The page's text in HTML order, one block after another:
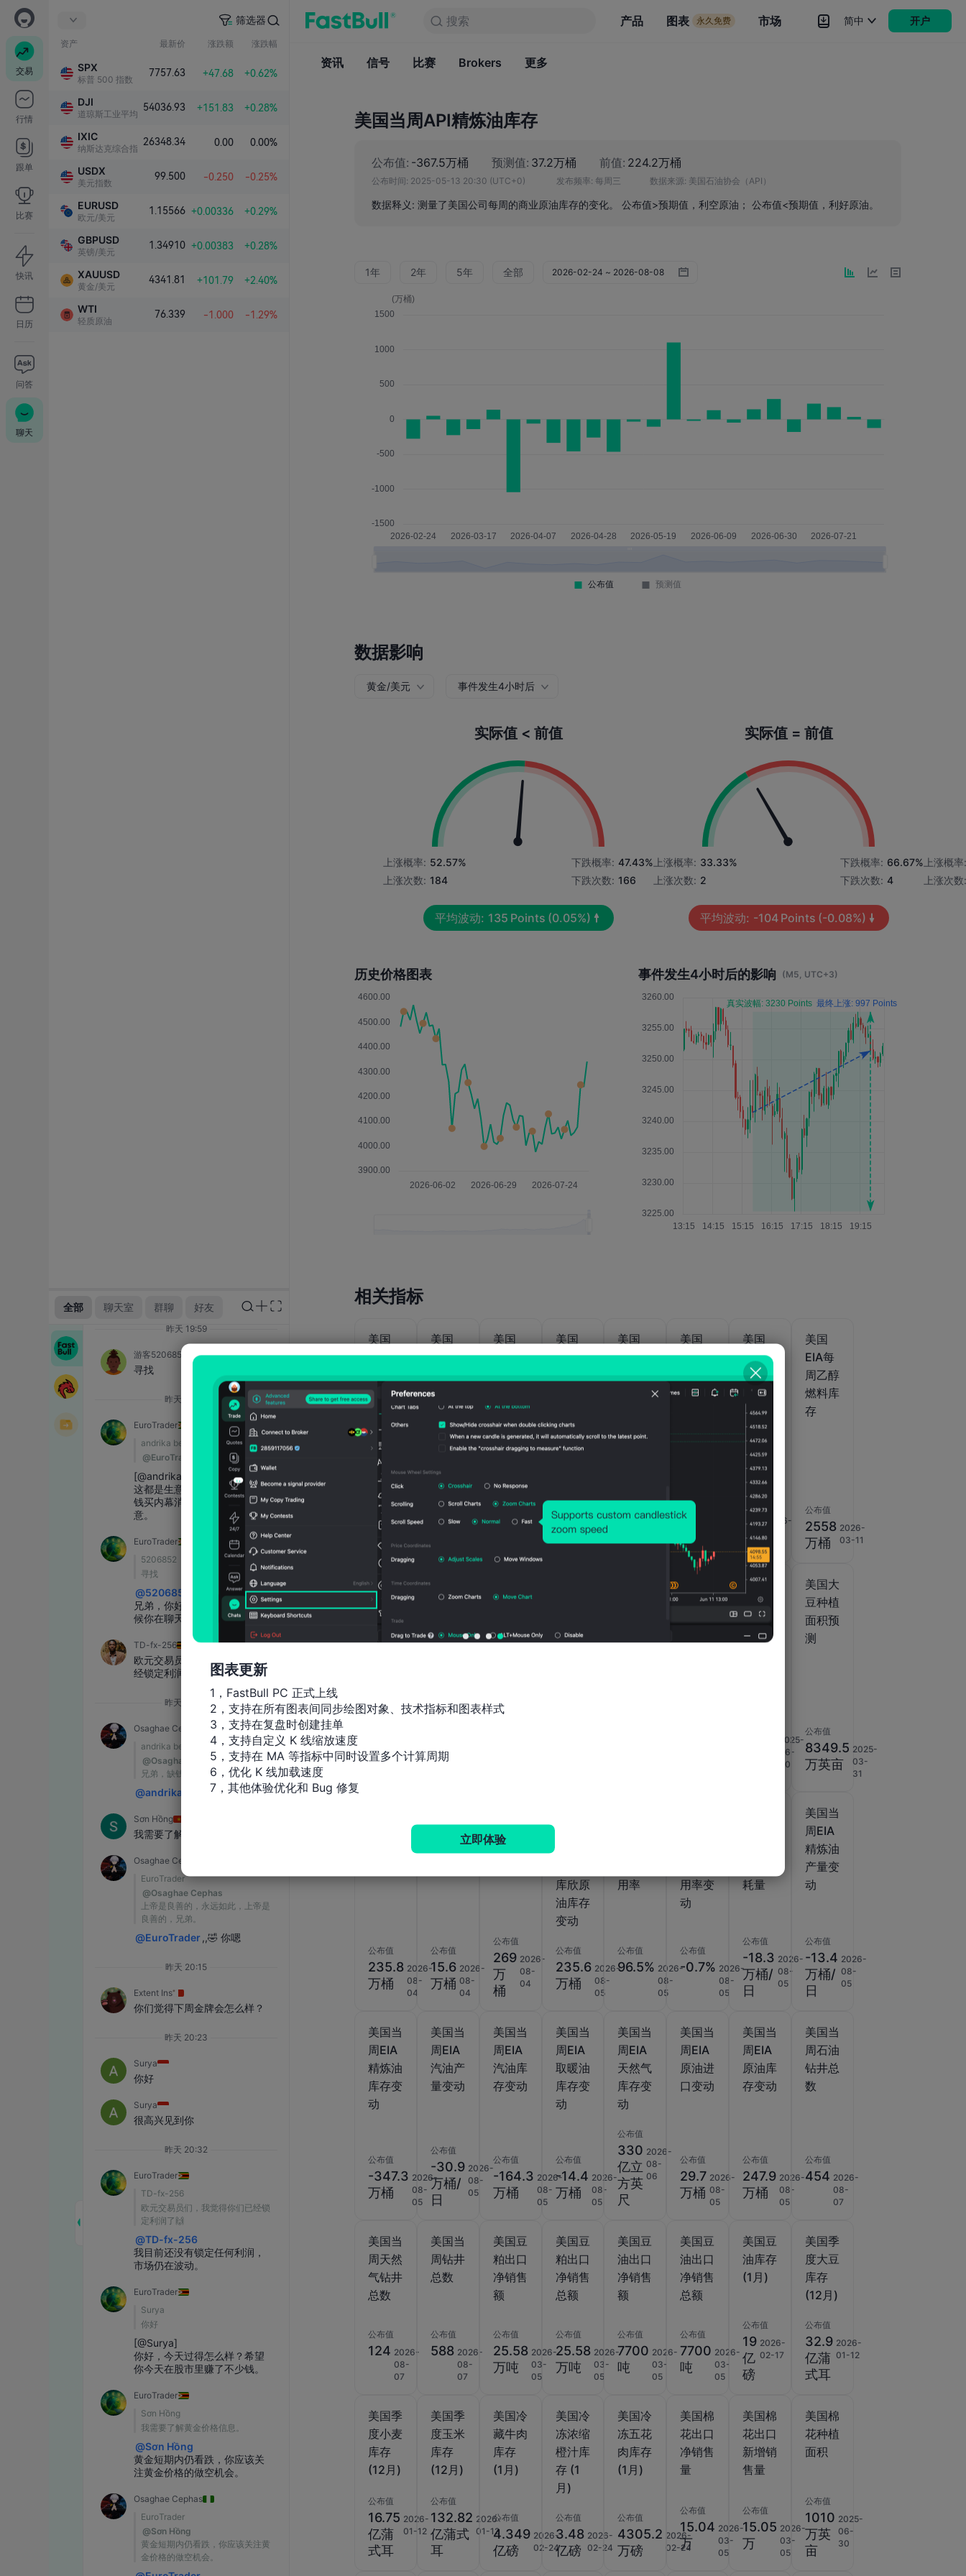
交易
行情
跟单
比赛
快讯
日历
问答
聊天
筛选器
资产 最新价 涨跌额 涨跌幅
SPX
标普 500 指数
7757.63 +47.68 +0.62%
DJI
道琼斯工业平均指数
54036.93 +151.83 +0.28%
IXIC
纳斯达克综合指数
26348.34 0.00 0.00%
USDX
美元指数
99.500 -0.250 -0.25%
EURUSD
欧元/美元
1.15566 +0.00336 +0.29%
GBPUSD
英镑/美元
1.34910 +0.00383 +0.28%
XAUUSD
黄金/美元
4341.81 +101.79 +2.40%
WTI
轻质原油
76.339 -1.000 -1.29%
搜索 产品 图表 永久免费 市场
资讯 信号
简中 开户
搜索
资讯 信号 比赛 Brokers 更多
美国当周API精炼油库存
公布值: -367.5万桶 预测值: 37.2万桶 前值: 224.2万桶
公布时间: 2025-05-13 20:30 (UTC+0) 发布频率: 每周三 数据来源: 美国石油协会（API）
数据释义: 测量了美国公司每周的商业原油库存的变化。 公布值>预期值，利空原油； 公布值<预期值，利好原油。
1年 2年 5年 全部
数据影响
黄金/美元 事件发生4小时后
实际值 < 前值
上涨概率: 52.57%
上涨次数: 184
下跌概率: 47.43%
下跌次数: 166
平均波动: 135 Points (0.05%)
实际值 = 前值
上涨概率: 33.33%
上涨次数: 2
下跌概率: 66.67%
下跌次数: 4
平均波动: -104 Points (-0.08%)
上涨概
上涨次
历史价格图表 事件发生4小时后的影响 (M5, UTC+3)
相关指标
美国
EIA
油一年
远期均
价预期
(4月)
公布值
41.12
美元/
桶
04-
美国
EIA次
原油产
量预期
(7月)
1403
万桶/
日
07-07
美国
EIA次
预期
(7月)
亿立
方英
尺/
07-07
美国
EIA当
预期
(7月)
万
桶/
日
美国
EIA当
气产量
方英
日
美国
EIA每
油进口
-31.7
日
美国
EIA每
周新配
方汽油
库存
0.0
桶
2026-
08-
05
美国
EIA每
周乙醇
燃料库
存
公布值
2558
万桶
2026-
03-11
美国
EIA每
周乙醇
燃料总
万桶/ 03-11
美国
EIA天
含流量
公布值
方英
EIA原
预测当
产量预
豆出口
净销售
美国大
豆种植
面积
2025-
06-
30
美国大
豆种植
面积预
测
公布值
8349.5
万英亩
2025-
03-
31
公布值
235.8
万桶
2026-
08-
04
汽油库
公布值
15.6
万桶
2026-
08-
04
周API
原油库
公布值
269
万
桶
2026-
08-
04
库欣原
油库存
变动
公布值
235.6
万桶
2026-
08-
05
用率
公布值
96.5% 2026-
08-
05
用率变
动
公布值
-0.7% 2026-
08-
05
耗量
公布值
-18.3
万桶/
日
2026-
08-
05
美国当
周EIA
精炼油
产量变
动
公布值
-13.4
万桶/
日
2026-
08-
05
美国当
周EIA
精炼油
库存变
动
公布值
-347.3
万桶
2026-
08-
05
美国当
周EIA
汽油产
量变动
公布值
-30.9
万桶/
日
2026-
08-
05
美国当
周EIA
汽油库
存变动
公布值
-164.3
万桶
2026-
08-
05
美国当
周EIA
取暖油
库存变
动
公布值
-14.4
万桶
2026-
08-
05
美国当
周EIA
天然气
库存变
动
公布值
330
亿立
方英
尺
2026-
08-
06
美国当
周EIA
原油进
口变动
公布值
29.7
万桶
2026-
08-
05
美国当
周EIA
原油库
存变动
公布值
247.9
万桶
2026-
08-
05
美国当
周石油
钻井总
数
公布值
454 2026-
08-
07
美国当
周天然
气钻井
总数
公布值
124 2026-
08-
07
美国当
周钻井
总数
公布值
588 2026-
08-
07
美国豆
粕出口
净销售
额
公布值
25.58
万吨
2026-
03-
05
美国豆
粕出口
净销售
总额
公布值
25.58
万吨
2026-
03-
05
美国豆
油出口
净销售
额
公布值
7700
吨
2026-
03-
05
美国豆
油出口
净销售
总额
公布值
7700
吨
2026-
03-
05
美国豆
油库存
(1月)
公布值
19
亿
磅
2026-
02-17
美国季
度大豆
库存
(12月)
公布值
32.9
亿蒲
式耳
2026-
01-12
美国季
度小麦
库存
(12月)
公布值
16.75
亿蒲
式耳
2026-
01-12
美国季
度玉米
库存
(12月)
公布值
132.82
亿蒲式
耳
2026-
01-12
美国冷
藏牛肉
库存
(1月)
公布值
4.349
亿磅
2026-
02-24
美国冷
冻浓缩
橙汁库
存 (1
月)
公布值
3.48
亿磅
2026-
02-24
美国冷
冻五花
肉库存
(1月)
公布值
4305.2
万磅
2026-
02-24
美国棉
花出口
净销售
量
公布值
15.04
万
2026-
03-
05
美国棉
花出口
新增销
售量
公布值
15.05
万
2026-
03-
05
美国棉
花种植
面积
公布值
1010
万英
亩
2025-
06-
30
图表更新
1，FastBull PC 正式上线
2，支持在所有图表间同步绘图对象、技术指标和图表样式
3，支持在复盘时创建挂单
4，支持自定义 K 线缩放速度
5，支持在 MA 等指标中同时设置多个计算周期
6，优化 K 线加载速度
7，其他体验优化和 Bug 修复
立即体验